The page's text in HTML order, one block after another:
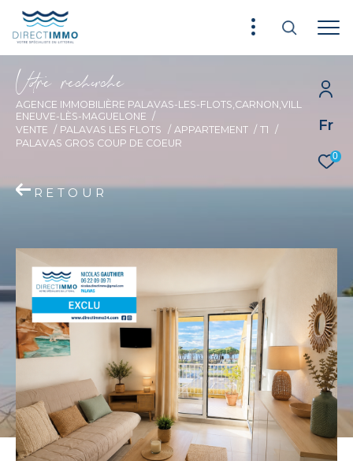
Fr
0
Vore recece
AGENCE IMMOBILIÈRE PALAVAS-LES-FLOTS,CARNON,VILL
ENEUVE-LÈS-MAGUELONE
VENTE
PALAVAS LES FLOTS APPARTEMENT
T1
PALAVAS GROS COUP DE COEUR
RETOUR